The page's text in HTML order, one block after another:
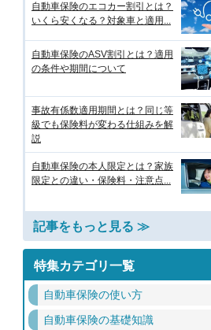
自動車保険のエコカー割引とは？
いくら安くなる？対象車と適用...
自動車保険のASV割引とは？適用
の条件や期間について
事故有係数適用期間とは？同じ等
級でも保険料が変わる仕組みを解
説
自動車保険の本人限定とは？家族
限定との違い・保険料・注意点...
記事をもっと見る ≫
特集カテゴリ一覧
自動車保険の使い方
自動車保険の基礎知識